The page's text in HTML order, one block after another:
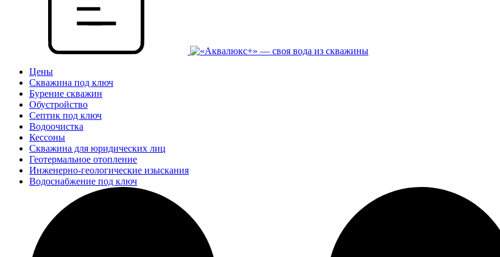
Цены
Скважина под ключ
Бурение скважин
Обустройство
Септик под ключ
Водоочистка
Кессоны
Скважина для юридических лиц
Геотермальное отопление
Инженерно-геологические изыскания
Водоснабжение под ключ